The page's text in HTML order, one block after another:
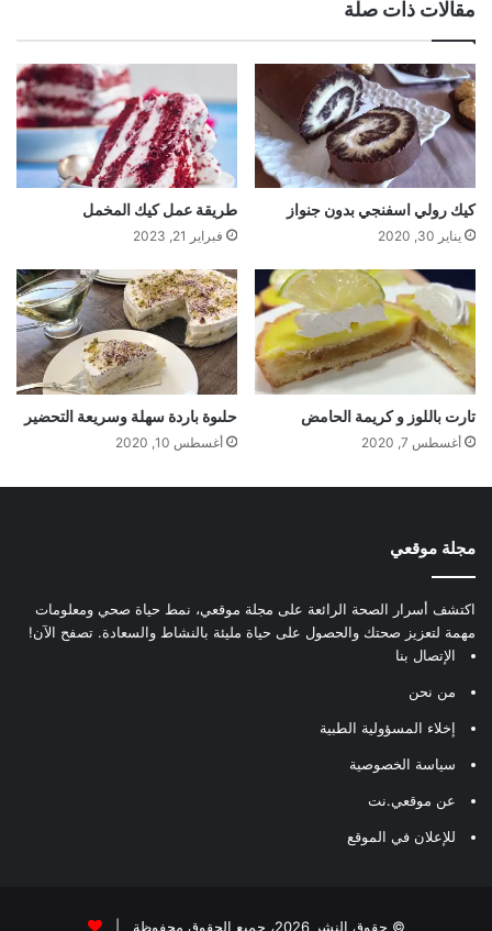
مقالات ذات صلة
كيك رولي اسفنجي بدون جنواز
يناير 30, 2020
طريقة عمل كيك المخمل
فبراير 21, 2023
تارت باللوز و كريمة الحامض
أغسطس 7, 2020
حلىوة باردة سهلة وسريعة التحضير
أغسطس 10, 2020
مجلة موقعي
اكتشف أسرار الصحة الرائعة على مجلة موقعي، نمط حياة صحي ومعلومات
مهمة لتعزيز صحتك والحصول على حياة مليئة بالنشاط والسعادة. تصفح الآن!
الإتصال بنا
من نحن
إخلاء المسؤولية الطبية
سياسة الخصوصية
عن موقعي.نت
للإعلان في الموقع
© حقوق النشر 2026، جميع الحقوق محفوظة |